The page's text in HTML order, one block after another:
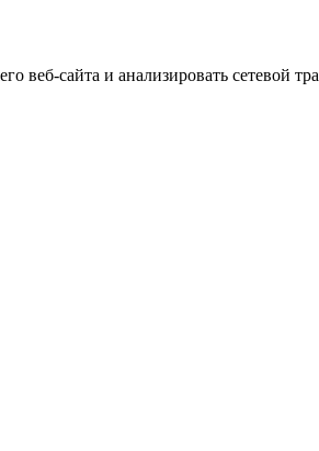
веб-сайта и анализировать сетевой